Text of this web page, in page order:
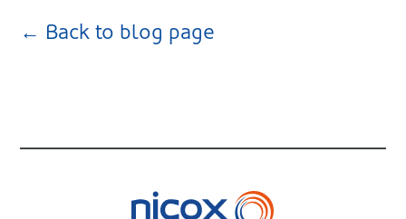
← Back to blog page